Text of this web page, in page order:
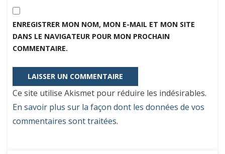
ENREGISTRER MON NOM, MON E-MAIL ET MON SITE
DANS LE NAVIGATEUR POUR MON PROCHAIN
COMMENTAIRE.
Ce site utilise Akismet pour réduire les indésirables.
En savoir plus sur la façon dont les données de vos
commentaires sont traitées.